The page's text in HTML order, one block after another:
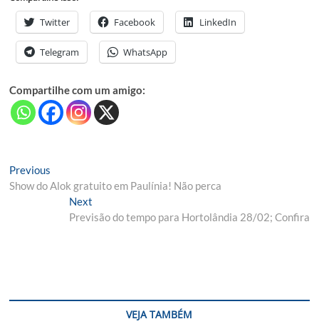
Twitter Facebook LinkedIn
Telegram WhatsApp
Compartilhe com um amigo:
Navegação
de
Previous
post:
Show do Alok gratuito em Paulínia! Não perca
NextNext
post:
Previsão do tempo para Hortolândia 28/02; Confira
VEJA TAMBÉM